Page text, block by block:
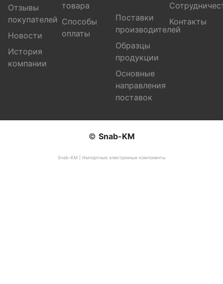
Отзывы
покупателей
Новости
История
компании
товара
Способы
оплаты
Поставки
производителей
Образцы
продукции
Основные
направления
поставок
Контакты
© Snab-KM
Snab-KM | Импортные электронные компоненты